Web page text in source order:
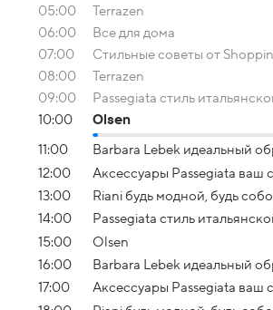
05:00
Terrazen
06:00
Все для дома
07:00
Стильные советы от
08:00
Terrazen
09:00
Passegiata стиль
10:00
Olsen
11:00
Barbara Lebek идеальный
12:00
Аксессуары Passegiata ваш
13:00
Riani будь модной, будь
14:00
Passegiata стиль
15:00
Olsen
16:00
Barbara Lebek идеальный
17:00
Аксессуары Passegiata ваш